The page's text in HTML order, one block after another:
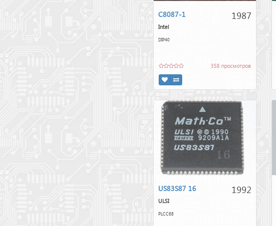
1987
C8087-1
Intel
DIP40
358 просмотров
1992
US83S87 16
ULSI
PLCC68